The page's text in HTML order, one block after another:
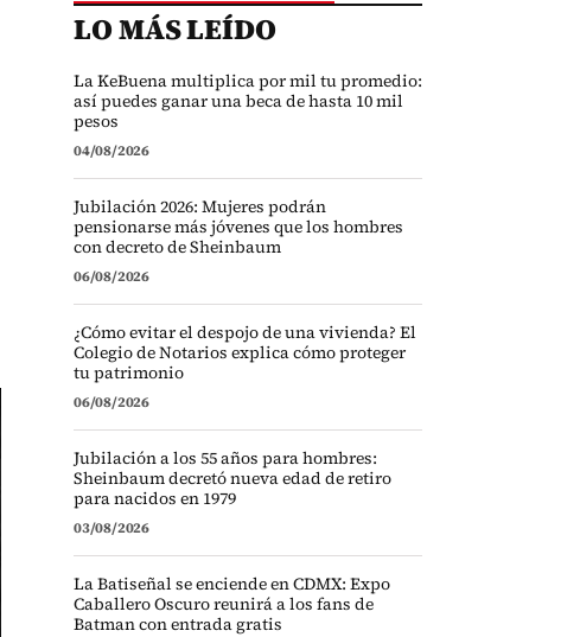
LO MÁS LEÍDO
La KeBuena multiplica por mil tu promedio:
así puedes ganar una beca de hasta 10 mil
pesos
04/08/2026
Jubilación 2026: Mujeres podrán
pensionarse más jóvenes que los hombres
con decreto de Sheinbaum
06/08/2026
¿Cómo evitar el despojo de una vivienda? El
Colegio de Notarios explica cómo proteger
tu patrimonio
06/08/2026
Jubilación a los 55 años para hombres:
Sheinbaum decretó nueva edad de retiro
para nacidos en 1979
03/08/2026
La Batiseñal se enciende en CDMX: Expo
Caballero Oscuro reunirá a los fans de
Batman con entrada gratis